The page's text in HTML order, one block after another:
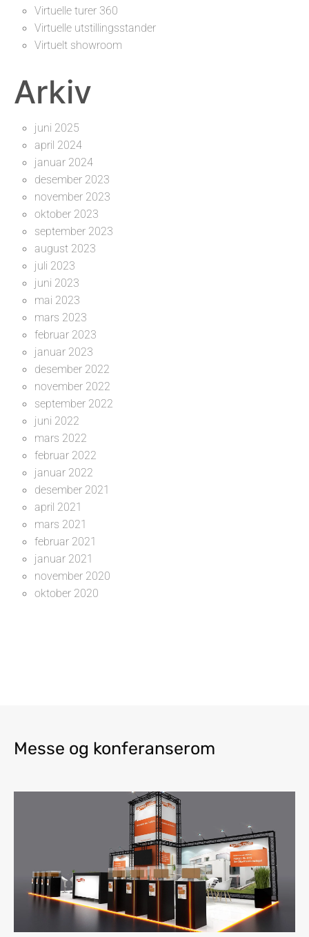
Virtuelle turer 360
Virtuelle utstillingsstander
Virtuelt showroom
Arkiv
juni 2025
april 2024
januar 2024
desember 2023
november 2023
oktober 2023
september 2023
august 2023
juli 2023
juni 2023
mai 2023
mars 2023
februar 2023
januar 2023
desember 2022
november 2022
september 2022
juni 2022
mars 2022
februar 2022
januar 2022
desember 2021
april 2021
mars 2021
februar 2021
januar 2021
november 2020
oktober 2020
Messe og konferanserom